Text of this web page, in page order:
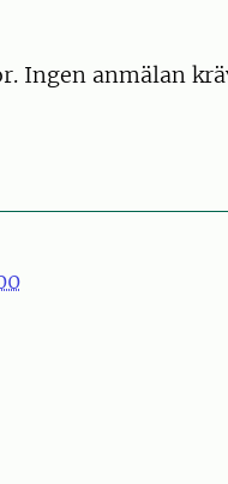
Ingen anmälan